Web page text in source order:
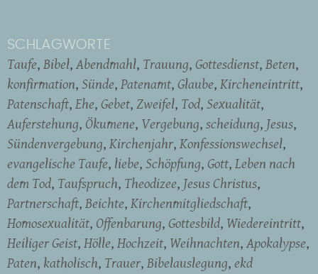
SCHLAGWORTE
Taufe Bibel Abendmahl Trauung Gottesdienst Beten
konfirmation Sünde Patenamt Glaube Kircheneintritt
Patenschaft Ehe Gebet Zweifel Tod Sexualität
Auferstehung Ökumene Vergebung scheidung Jesus
Sündenvergebung Kirchenjahr Konfessionswechsel
evangelische Taufe liebe Schöpfung Gott Leben nach
dem Tod Taufspruch Theodizee Jesus Christus
Partnerschaft Beichte Kirchenmitgliedschaft
Homosexualität Offenbarung Gottesbild Wiedereintritt
Heiliger Geist Hölle Hochzeit Weihnachten Apokalypse
Paten katholisch Trauer Bibelauslegung ekd